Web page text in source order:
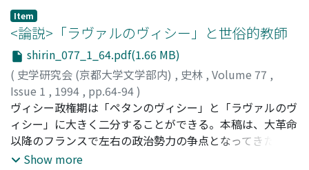
ことが認められる。これらの一見相反する主張は、どのよ
うに両立するのであろうか。本稿では、彼の著作である
『教皇令集五巻註解』や書簡を検討して、この教皇が教会
法令、とくにインノケンティウス三世の教皇令を整理して
霊的権力の世俗的領域への介入を一一のケースに限定し、
また介入の根拠を教皇の世俗権力ではなく、霊的な義務に
基づかせることによって、二つの主張を両立させたことを
明らかにする。教皇による皇帝の廃位も、この理論を踏ま
えたものである。それは、教皇権の優位をはっきりと示す
が、世俗権の一定の自律性をも保っていうのである。
Item
<論説>「ラヴァルのヴィシー」と世俗的教師
shirin_077_1_64.pdf(1.66 MB)
( 史学研究会 (京都大学文学部内) , 史林 , Volume 77 ,
Issue 1 , 1994 , pp.64-94)
平野, 千果子;HIRANO, Chikako;ヒラノ, チカコ
ヴィシー政権期は「ペタンのヴィシー」と「ラヴァルのヴ
ィシー」に大きく二分することができる。本稿は、大革命
以降のフランスで左右の政治勢力の争点となってきたカト
リシズムの問題、とりわけこの対立が尖鋭に映し出されて
Show more